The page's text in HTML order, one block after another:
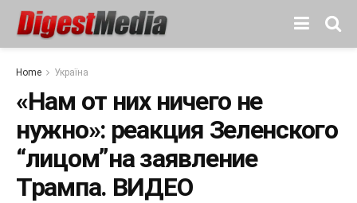
Home Україна
«Нам от них ничего не
нужно»: реакция Зеленского
“лицом”на заявление
Трампа. ВИДЕО